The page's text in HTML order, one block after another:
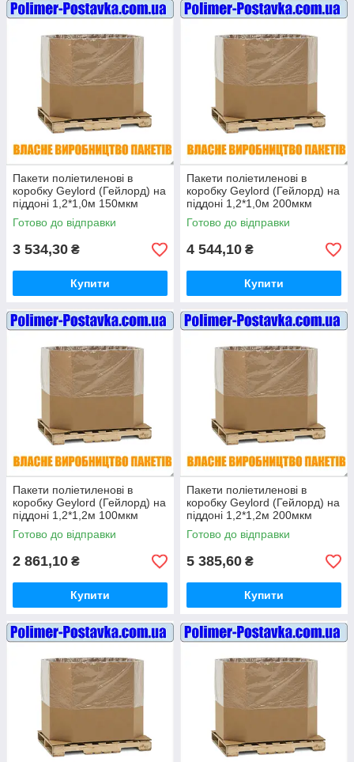
Пакети поліетиленові в
коробку Geylord (Гейлорд) на
піддоні 1,2*1,0м 150мкм
висотою 1 метр (ВТОРИННІ)
10шт
Готово до відправки
3 534,30 ₴
Купити
Пакети поліетиленові в
коробку Geylord (Гейлорд) на
піддоні 1,2*1,0м 200мкм
висотою 1 метр (ВТОРИННІ)
10шт
Готово до відправки
4 544,10 ₴
Купити
Пакети поліетиленові в
коробку Geylord (Гейлорд) на
піддоні 1,2*1,2м 100мкм
висотою 1 метр (ВТОРИННІ)
10шт
Готово до відправки
2 861,10 ₴
Купити
Пакети поліетиленові в
коробку Geylord (Гейлорд) на
піддоні 1,2*1,2м 200мкм
висотою 1 метр (ВТОРИННІ)
10шт
Готово до відправки
5 385,60 ₴
Купити